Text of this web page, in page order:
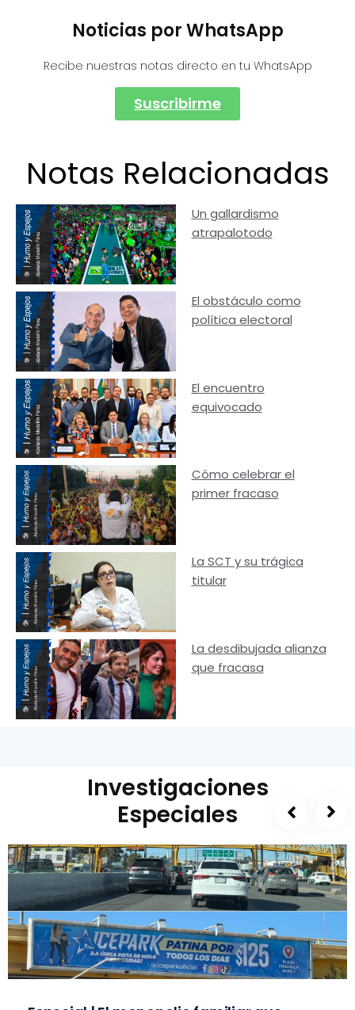
Noticias por WhatsApp
Recibe nuestras notas directo en tu WhatsApp
Suscribirme
Notas Relacionadas
Un gallardismo
atrapalotodo
El obstáculo como
política electoral
El encuentro
equivocado
Cómo celebrar el
primer fracaso
La SCT y su trágica
titular
La desdibujada alianza
que fracasa
Investigaciones
Especiales